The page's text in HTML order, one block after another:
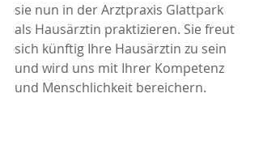
sie nun in der Arztpraxis Glattpark
als Hausärztin praktizieren. Sie freut
sich künftig Ihre Hausärztin zu sein
und wird uns mit Ihrer Kompetenz
und Menschlichkeit bereichern.